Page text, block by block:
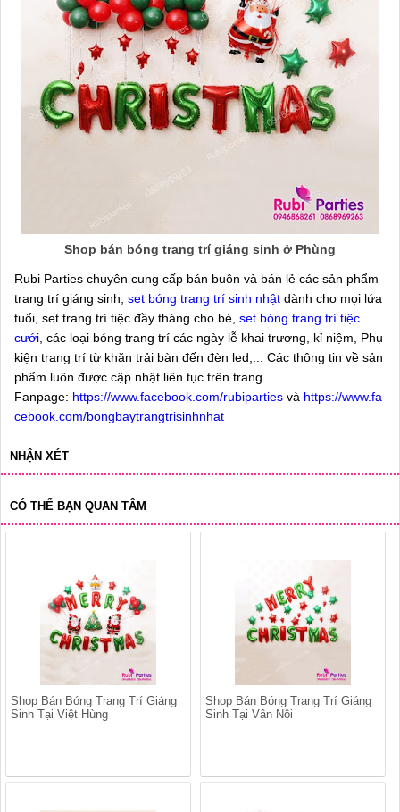
Shop bán bóng trang trí giáng sinh ở Phùng
Rubi Parties chuyên cung cấp bán buôn và bán lẻ các sản phẩm
trang trí giáng sinh, set bóng trang trí sinh nhật dành cho mọi lứa
tuổi, set trang trí tiệc đầy tháng cho bé, set bóng trang trí tiệc
cưới , các loại bóng trang trí các ngày lễ khai trương, kỉ niệm, Phụ
kiện trang trí từ khăn trải bàn đến đèn led,... Các thông tin về sản
phẩm luôn được cập nhật liên tục trên trang
Fanpage: https://www.facebook.com/rubiparties và https://www.fa
cebook.com/bongbaytrangtrisinhnhat
NHẬN XÉT
CÓ THỂ BẠN QUAN TÂM
Shop Bán Bóng Trang Trí Giáng
Sinh Tại Việt Hùng
Shop Bán Bóng Trang Trí Giáng
Sinh Tại Vân Nội